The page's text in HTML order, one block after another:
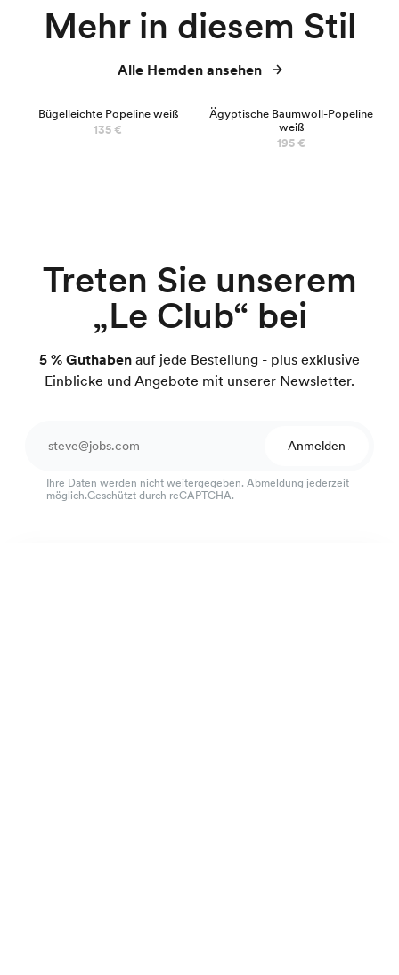
Mehr in diesem Stil
Alle Hemden ansehen
Bügelleichte Popeline weiß
135 €
Ägyptische Baumwoll-Popeline
weiß
195 €
Treten Sie unserem
„Le Club“ bei
5 % Guthaben auf jede Bestellung - plus exklusive
Einblicke und Angebote mit unserer Newsletter.
Anmelden
Ihre Daten werden nicht weitergegeben. Abmeldung jederzeit
möglich.Geschützt durch reCAPTCHA.